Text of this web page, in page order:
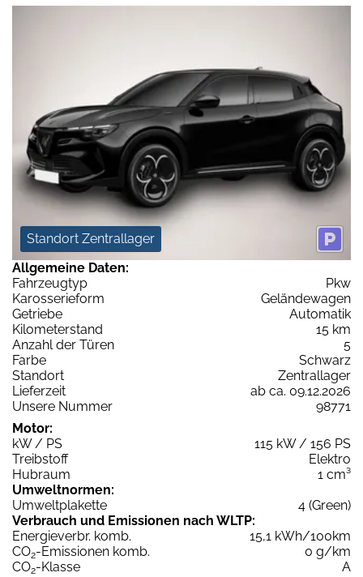
Standort Zentrallager
Allgemeine Daten:
Fahrzeugtyp
Pkw
Karosserieform
Geländewagen
Getriebe
Automatik
Kilometerstand
15 km
Anzahl der Türen
5
Farbe
Schwarz
Standort
Zentrallager
Lieferzeit
ab ca. 09.12.2026
Unsere Nummer
98771
Motor:
kW / PS
115 kW / 156 PS
Treibstoff
Elektro
Hubraum
1 cm³
Umweltnormen:
Umweltplakette
4 (Green)
Verbrauch und Emissionen nach WLTP:
Energieverbr. komb.
15,1 kWh/100km
CO2-Emissionen komb.
0 g/km
CO2-Klasse
A